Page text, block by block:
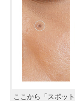
ここから「スポッ